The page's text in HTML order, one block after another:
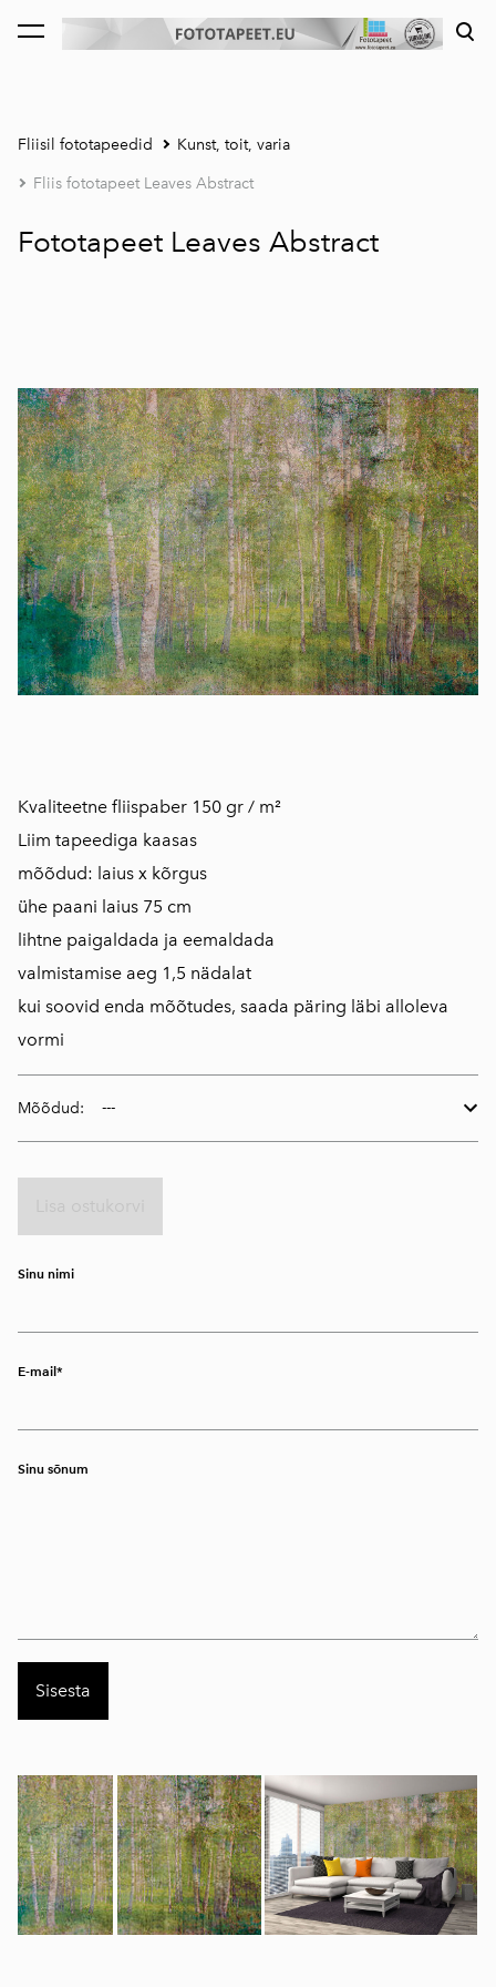
lisati ostukorvi. Vaata ostukorvi
Fliisil fototapeedid Kunst, toit, varia
Fliis fototapeet Leaves Abstract
Fototapeet Leaves Abstract
Kvaliteetne fliispaber 150 gr / m²
Liim tapeediga kaasas
mõõdud: laius x kõrgus
ühe paani laius 75 cm
​lihtne paigaldada ja eemaldada
valmistamise aeg 1,5 nädalat
kui soovid enda mõõtudes, saada päring läbi alloleva
vormi
Mõõdud:
Sinu nimi
E-mail
Sinu sõnum